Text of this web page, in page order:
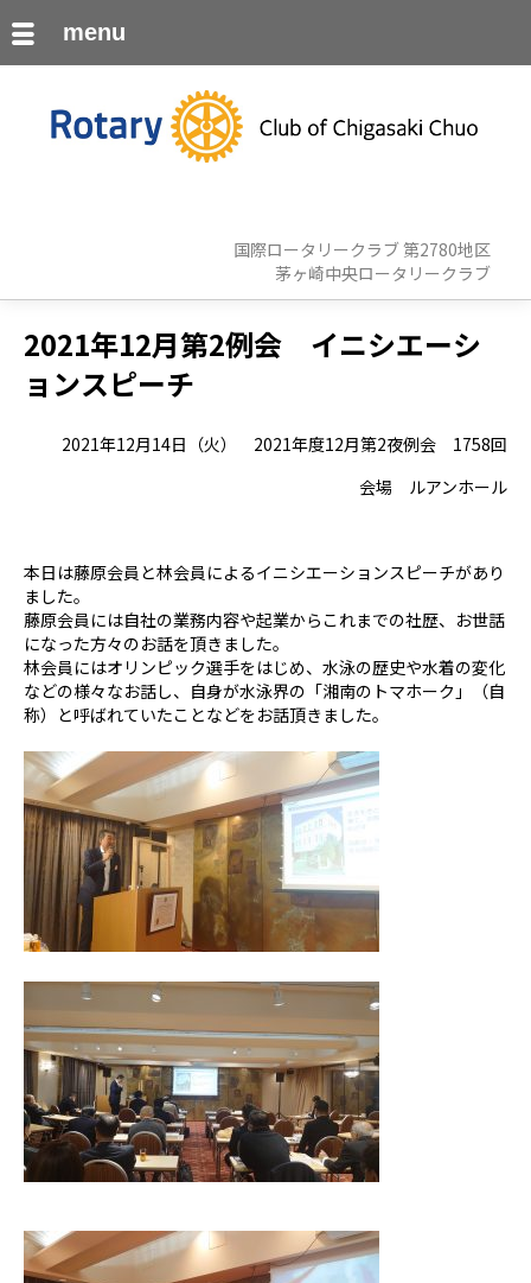
国際ロータリークラブ 第2780地区
茅ヶ崎中央ロータリークラブ
2021年12月第2例会 イニシエーシ
ョンスピーチ
2021年12月14日（火） 2021年度12月第2夜例会 1758回
会場 ルアンホール
本日は藤原会員と林会員によるイニシエーションスピーチがあり
ました。
藤原会員には自社の業務内容や起業からこれまでの社歴、お世話
になった方々のお話を頂きました。
林会員にはオリンピック選手をはじめ、水泳の歴史や水着の変化
などの様々なお話し、自身が水泳界の「湘南のトマホーク」（自
称）と呼ばれていたことなどをお話頂きました。
menu